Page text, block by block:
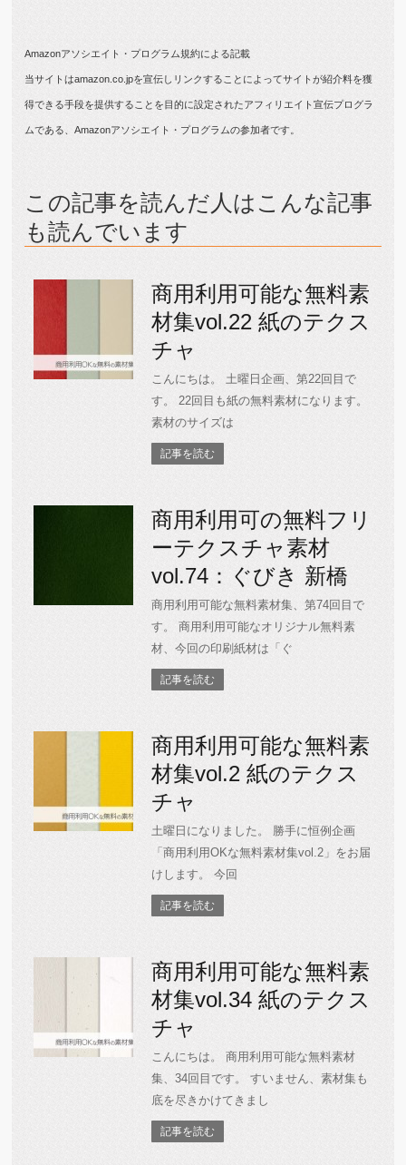
Amazonアソシエイト・プログラム規約による記載
当サイトはamazon.co.jpを宣伝しリンクすることによってサイトが紹介料を獲
得できる手段を提供することを目的に設定されたアフィリエイト宣伝プログラ
ムである、Amazonアソシエイト・プログラムの参加者です。
この記事を読んだ人はこんな記事
も読んでいます
商用利用可能な無料素
材集vol.22 紙のテクス
チャ
こんにちは。 土曜日企画、第22回目で
す。 22回目も紙の無料素材になります。
素材のサイズは
記事を読む
商用利用可の無料フリ
ーテクスチャ素材
vol.74：ぐびき 新橋
商用利用可能な無料素材集、第74回目で
す。 商用利用可能なオリジナル無料素
材、今回の印刷紙材は「ぐ
記事を読む
商用利用可能な無料素
材集vol.2 紙のテクス
チャ
土曜日になりました。 勝手に恒例企画
「商用利用OKな無料素材集vol.2」をお届
けします。 今回
記事を読む
商用利用可能な無料素
材集vol.34 紙のテクス
チャ
こんにちは。 商用利用可能な無料素材
集、34回目です。 すいません、素材集も
底を尽きかけてきまし
記事を読む